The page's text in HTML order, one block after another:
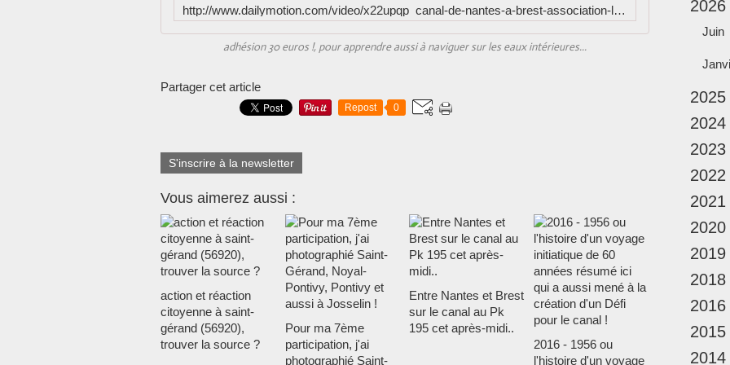
u
http://www.dailymotion.com/video/x22upqp_canal-de-nantes-a-brest-association-loi-1901-defi-canal-video-demonstration-navigation-n-2_school
adhésion 30 euros !, pour apprendre aussi à naviguer sur les eaux intérieures...
Partager cet article
Repost 0
S'inscrire à la newsletter
Vous aimerez aussi :
action et réaction
citoyenne à saint-
gérand (56920),
trouver la source ?
Pour ma 7ème
participation, j'ai
photographié Saint-
Entre Nantes et Brest
sur le canal au Pk
195 cet après-midi..
2016 - 1956 ou
l'histoire d'un voyage
2026
Juin
2025
2024
2023
2022
2021
2020
2019
2018
2016
2015
2014